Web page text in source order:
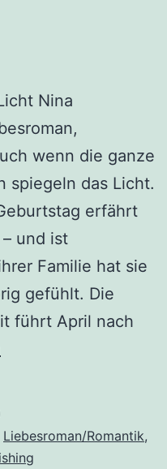
Nina
wenn die ganze
spiegeln das Licht.
erfährt
und ist
Familie hat sie
gefühlt. Die
führt April nach
Liebesroman/Romantik,